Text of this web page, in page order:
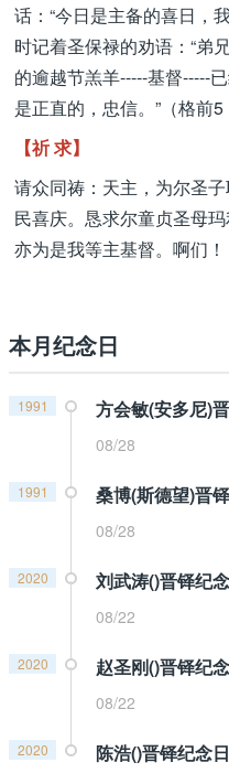
话：“今日是主备的喜日，
时记着圣保禄的劝语：“弟
的逾越节羔羊-----基督-----
是正直的，忠信。”（格前5
【祈 求】
请众同祷：天主，为尔圣
民喜庆。恳求尔童贞圣母
亦为是我等主基督。啊们！
本月纪念日
1991 方会敏(安多尼)
08/28
1991 桑博(斯德望)晋
08/28
2020 刘武涛()晋铎纪
08/22
2020 赵圣刚()晋铎纪
08/22
2020 陈浩()晋铎纪念日